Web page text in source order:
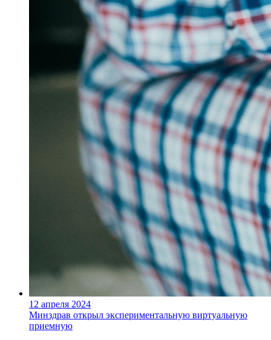
12 апреля 2024
Минздрав открыл экспериментальную виртуальную
приемную